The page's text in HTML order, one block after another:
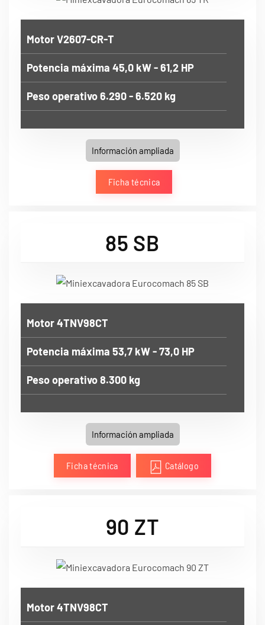
Motor V2607-CR-T
Potencia máxima 45,0 kW - 61,2 HP
Peso operativo 6.290 - 6.520 kg
Información ampliada
Ficha técnica
85 SB
Motor 4TNV98CT
Potencia máxima 53,7 kW - 73,0 HP
Peso operativo 8.300 kg
Información ampliada
Ficha técnica Catálogo
90 ZT
Motor 4TNV98CT